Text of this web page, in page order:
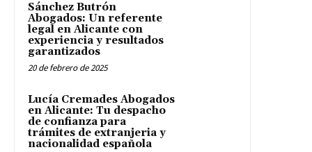
Sánchez Butrón
Abogados: Un referente
legal en Alicante con
experiencia y resultados
garantizados
20 de febrero de 2025
Lucía Cremades Abogados
en Alicante: Tu despacho
de confianza para
trámites de extranjeria y
nacionalidad española